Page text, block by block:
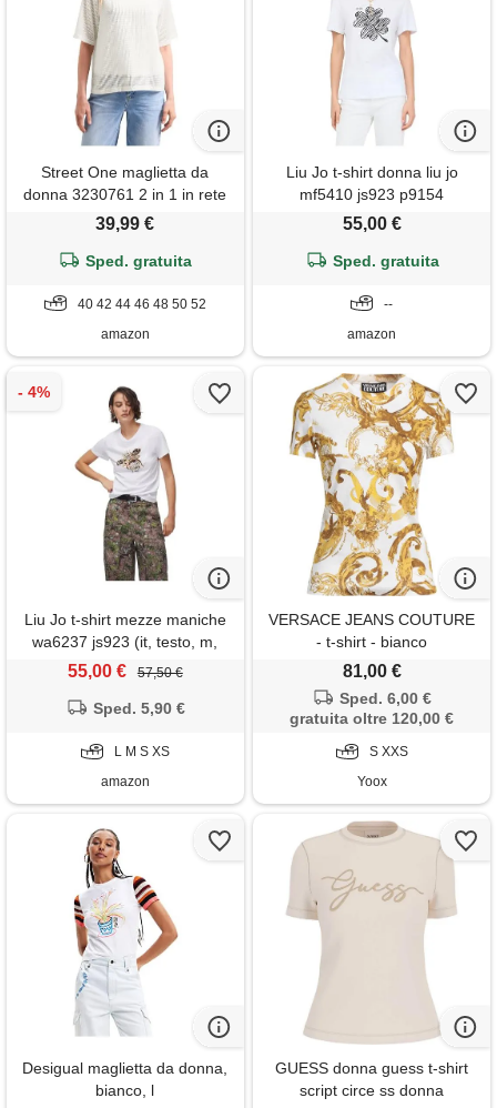
Street One maglietta da
donna 3230761 2 in 1 in rete
con scollo a barca, confezione
39,99 €
Sped. gratuita
40 42 44 46 48 50 52
amazon
Liu Jo t-shirt donna liu jo
mf5410 js923 p9154
55,00 €
Sped. gratuita
--
amazon
Liu Jo t-shirt mezze maniche
wa6237 js923 (it, testo, m,
regular, regular, bco bee liujo-
55,00 € 57,50 €
Sped. 5,90 €
L M S XS
amazon
VERSACE JEANS COUTURE
- t-shirt - bianco
81,00 €
Sped. 6,00 €
gratuita oltre 120,00 €
S XXS
Yoox
Desigual maglietta da donna,
bianco, l
GUESS donna guess t-shirt
script circe ss donna